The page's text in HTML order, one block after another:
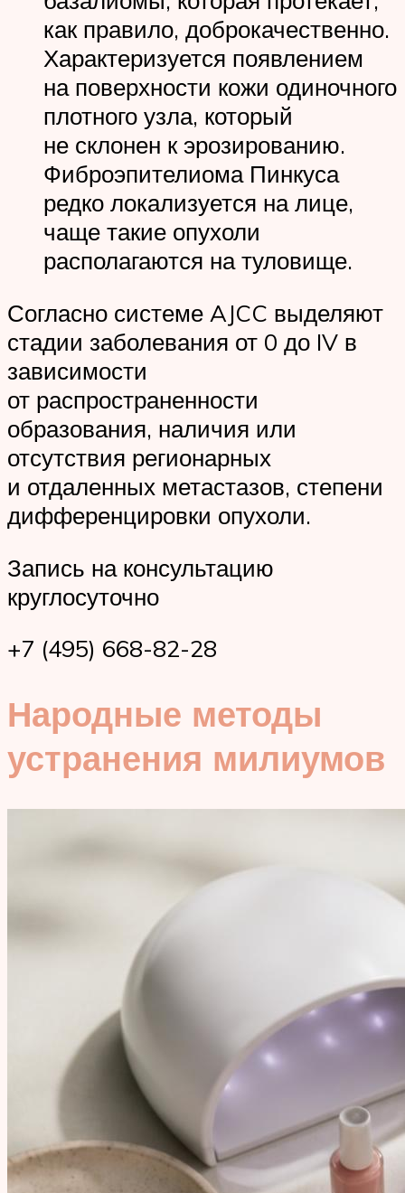
как правило, доброкачественно.
Характеризуется появлением
на поверхности кожи одиночного
плотного узла, который
не склонен к эрозированию.
Фиброэпителиома Пинкуса
редко локализуется на лице,
чаще такие опухоли
располагаются на туловище.
Согласно системе AJCC выделяют
стадии заболевания от 0 до IV в
зависимости
от распространенности
образования, наличия или
отсутствия регионарных
и отдаленных метастазов, степени
дифференцировки опухоли.
Запись на консультацию
круглосуточно
+7 (495) 668-82-28
Народные методы
устранения милиумов